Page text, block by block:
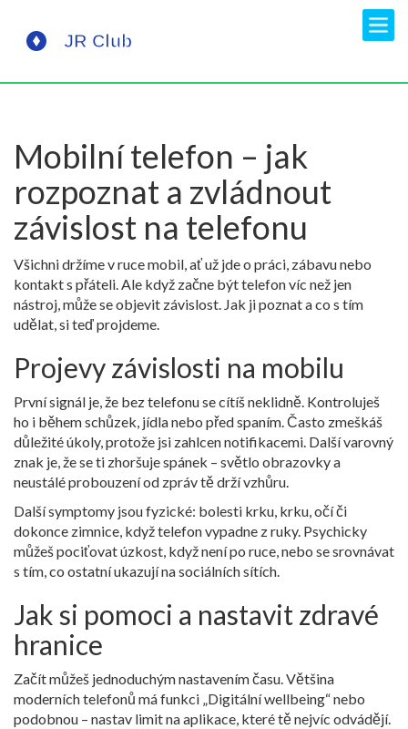
Mobilní telefon – jak
rozpoznat a zvládnout
závislost na telefonu
Všichni držíme v ruce mobil, ať už jde o práci, zábavu nebo
kontakt s přáteli. Ale když začne být telefon víc než jen
nástroj, může se objevit závislost. Jak ji poznat a co s tím
udělat, si teď projdeme.
Projevy závislosti na mobilu
První signál je, že bez telefonu se cítíš neklidně. Kontroluješ
ho i během schůzek, jídla nebo před spaním. Často zmeškáš
důležité úkoly, protože jsi zahlcen notifikacemi. Další varovný
znak je, že se ti zhoršuje spánek – světlo obrazovky a
neustálé probouzení od zpráv tě drží vzhůru.
Další symptomy jsou fyzické: bolesti krku, krku, očí či
dokonce zimnice, když telefon vypadne z ruky. Psychicky
můžeš pociťovat úzkost, když není po ruce, nebo se srovnávat
s tím, co ostatní ukazují na sociálních sítích.
Jak si pomoci a nastavit zdravé
hranice
Začít můžeš jednoduchým nastavením času. Většina
moderních telefonů má funkci „Digitální wellbeing“ nebo
podobnou – nastav limit na aplikace, které tě nejvíc odvádějí.